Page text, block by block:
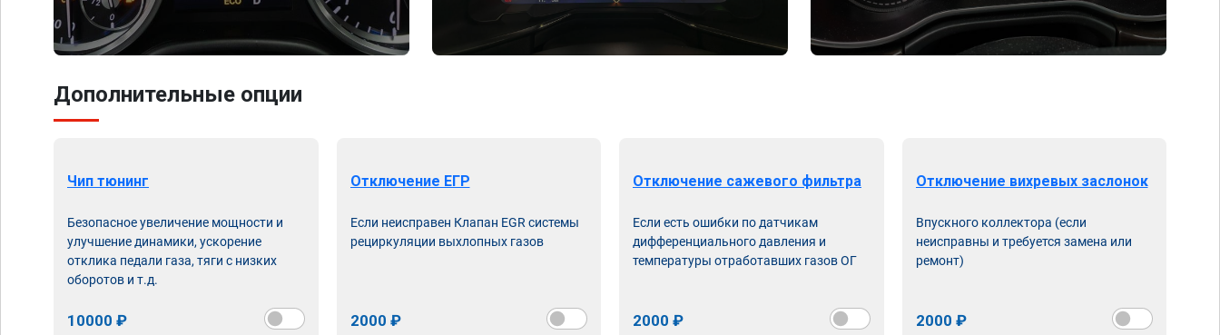
Дополнительные опции
Чип тюнинг
Безопасное увеличение мощности и
улучшение динамики, ускорение
отклика педали газа, тяги с низких
оборотов и т.д.
10000 ₽
Отключение ЕГР
Если неисправен Клапан EGR системы
рециркуляции выхлопных газов
2000 ₽
Отключение сажевого фильтра
Если есть ошибки по датчикам
дифференциального давления и
температуры отработавших газов ОГ
2000 ₽
Отключение вихревых заслонок
Впускного коллектора (если
неисправны и требуется замена или
ремонт)
2000 ₽